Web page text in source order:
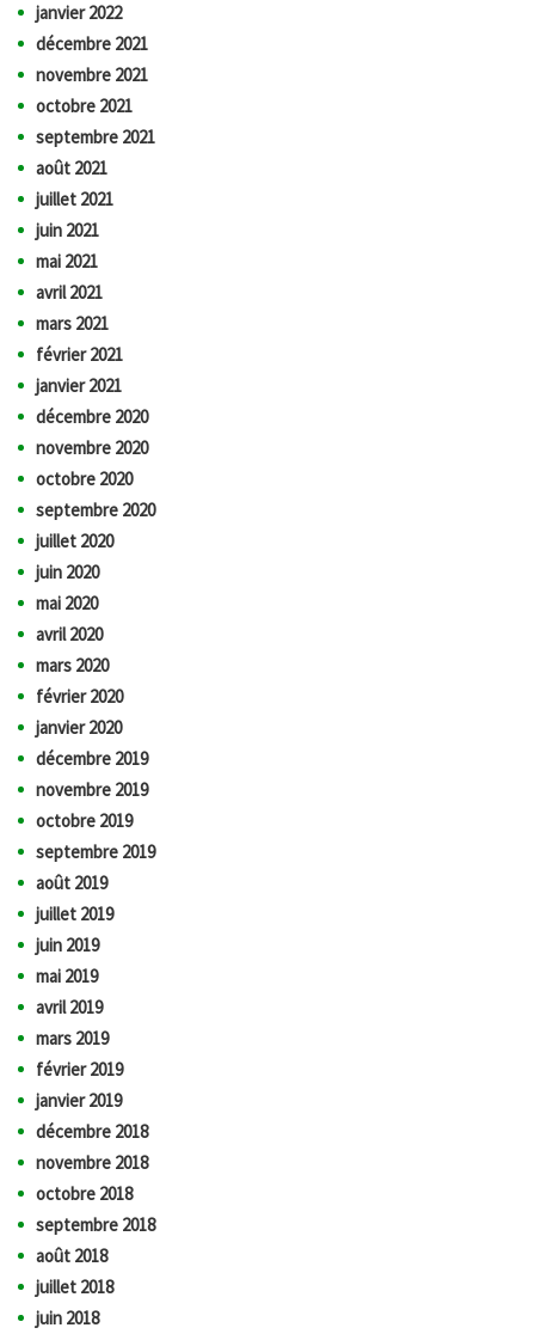
janvier 2022
décembre 2021
novembre 2021
octobre 2021
septembre 2021
août 2021
juillet 2021
juin 2021
mai 2021
avril 2021
mars 2021
février 2021
janvier 2021
décembre 2020
novembre 2020
octobre 2020
septembre 2020
juillet 2020
juin 2020
mai 2020
avril 2020
mars 2020
février 2020
janvier 2020
décembre 2019
novembre 2019
octobre 2019
septembre 2019
août 2019
juillet 2019
juin 2019
mai 2019
avril 2019
mars 2019
février 2019
janvier 2019
décembre 2018
novembre 2018
octobre 2018
septembre 2018
août 2018
juillet 2018
juin 2018